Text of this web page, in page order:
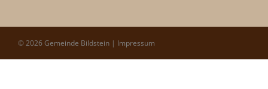
© 2026 Gemeinde Bildstein | Impressum